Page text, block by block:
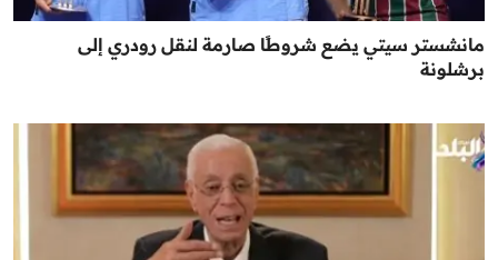
مانشستر سيتي يضع شروطًا صارمة لنقل رودري إلى
برشلونة